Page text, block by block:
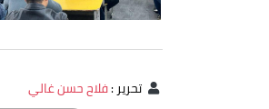
تحرير:فلاح حسن غالي